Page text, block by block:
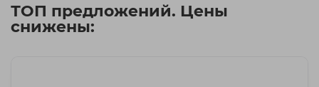
ТОП предложений. Цены
снижены: